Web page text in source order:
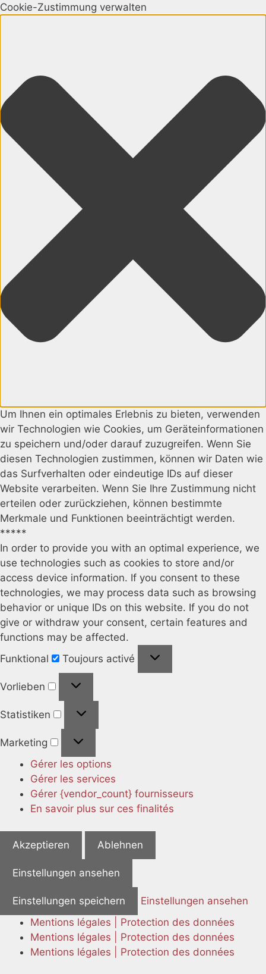
Cookie-Zustimmung verwalten
Um Ihnen ein optimales Erlebnis zu bieten, verwenden
wir Technologien wie Cookies, um Geräteinformationen
zu speichern und/oder darauf zuzugreifen. Wenn Sie
diesen Technologien zustimmen, können wir Daten wie
das Surfverhalten oder eindeutige IDs auf dieser
Website verarbeiten. Wenn Sie Ihre Zustimmung nicht
erteilen oder zurückziehen, können bestimmte
Merkmale und Funktionen beeinträchtigt werden.
*****
In order to provide you with an optimal experience, we
use technologies such as cookies to store and/or
access device information. If you consent to these
technologies, we may process data such as browsing
behavior or unique IDs on this website. If you do not
give or withdraw your consent, certain features and
functions may be affected.
Funktional
Toujours activé
Vorlieben
Statistiken
Marketing
Gérer les options
Gérer les services
Gérer {vendor_count} fournisseurs
En savoir plus sur ces finalités
Akzeptieren Ablehnen
Einstellungen ansehen
Einstellungen speichern
Einstellungen ansehen
Mentions légales | Protection des données
Mentions légales | Protection des données
Mentions légales | Protection des données